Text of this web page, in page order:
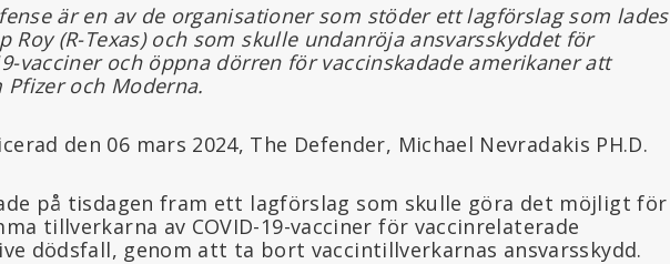
är en av de organisationer som stöder ett lagförslag som lades
Roy (R-Texas) och som skulle undanröja ansvarsskyddet för
vacciner och öppna dörren för vaccinskadade amerikaner att
och Moderna.
den 06 mars 2024, The Defender, Michael Nevradakis PH.D.
på tisdagen fram ett lagförslag som skulle göra det möjligt för
tillverkarna av COVID-19-vacciner för vaccinrelaterade
dödsfall, genom att ta bort vaccintillverkarnas ansvarsskydd.